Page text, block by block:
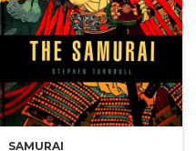
SAMURAI